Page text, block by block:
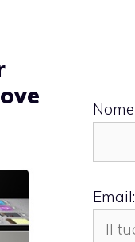
Nome
Email: